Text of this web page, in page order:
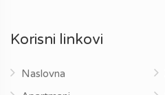
Korisni linkovi
Naslovna